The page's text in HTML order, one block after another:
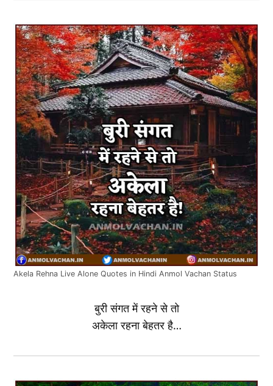
Akela Rehna Live Alone Quotes in Hindi Anmol Vachan Status
बुरी संगत में रहने से तो
अकेला रहना बेहतर है…